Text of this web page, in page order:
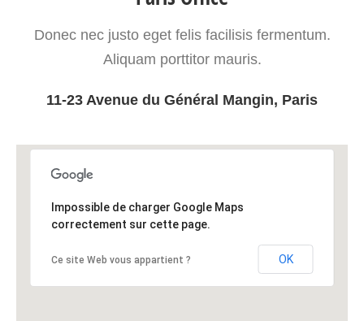
Donec nec justo eget felis facilisis fermentum.
Aliquam porttitor mauris.
11-23 Avenue du Général Mangin, Paris
Impossible de charger Google Maps
correctement sur cette page.
Ce site Web vous appartient ? OK